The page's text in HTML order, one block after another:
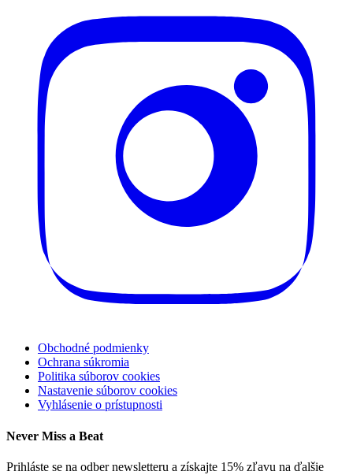
Obchodné podmienky
Ochrana súkromia
Politika súborov cookies
Nastavenie súborov cookies
Vyhlásenie o prístupnosti
Never Miss a Beat
Prihláste se na odber newsletteru a získajte 15% zľavu na ďalšie